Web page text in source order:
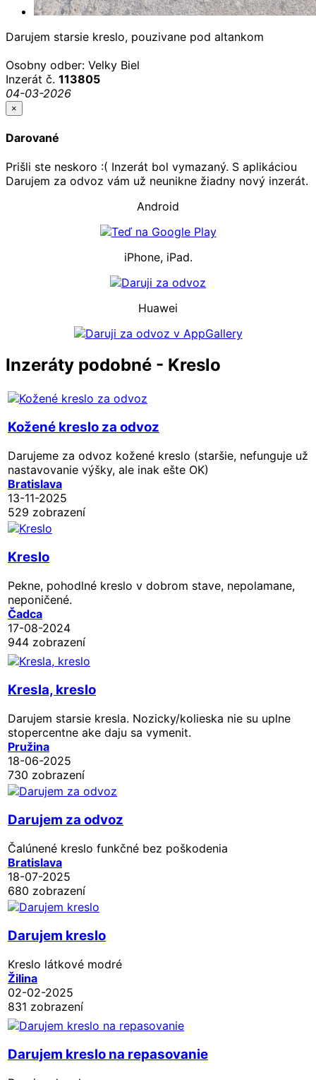
Darujem starsie kreslo, pouzivane pod altankom
Osobny odber: Velky Biel
Inzerát č. 113805
04-03-2026
×
Darované
Prišli ste neskoro :( Inzerát bol vymazaný. S aplikáciou
Darujem za odvoz vám už neunikne žiadny nový inzerát.
Android
iPhone, iPad.
Huawei
Inzeráty podobné - Kreslo
Kožené kreslo za odvoz
Darujeme za odvoz kožené kreslo (staršie, nefunguje už
nastavovanie výšky, ale inak ešte OK)
Bratislava
13-11-2025
529 zobrazení
Kreslo
Pekne, pohodlné kreslo v dobrom stave, nepolamane,
neponičené.
Čadca
17-08-2024
944 zobrazení
Kresla, kreslo
Darujem starsie kresla. Nozicky/kolieska nie su uplne
stopercentne ake daju sa vymenit.
Pružina
18-06-2025
730 zobrazení
Darujem za odvoz
Čalúnené kreslo funkčné bez poškodenia
Bratislava
18-07-2025
680 zobrazení
Darujem kreslo
Kreslo látkové modré
Žilina
02-02-2025
831 zobrazení
Darujem kreslo na repasovanie